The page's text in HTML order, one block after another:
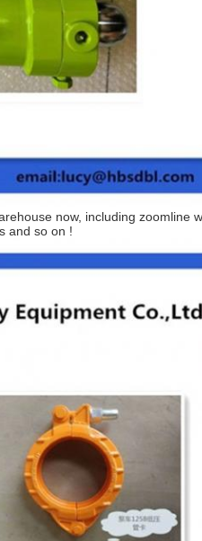
now, including zoomline
and so on !